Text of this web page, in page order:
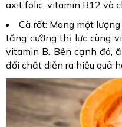
axit folic, vitamin B12 và
Cà rốt: Mang một
tăng cường thị lực cùng
vitamin B. Bên cạnh đó,
đổi chất diễn ra hiệu quả